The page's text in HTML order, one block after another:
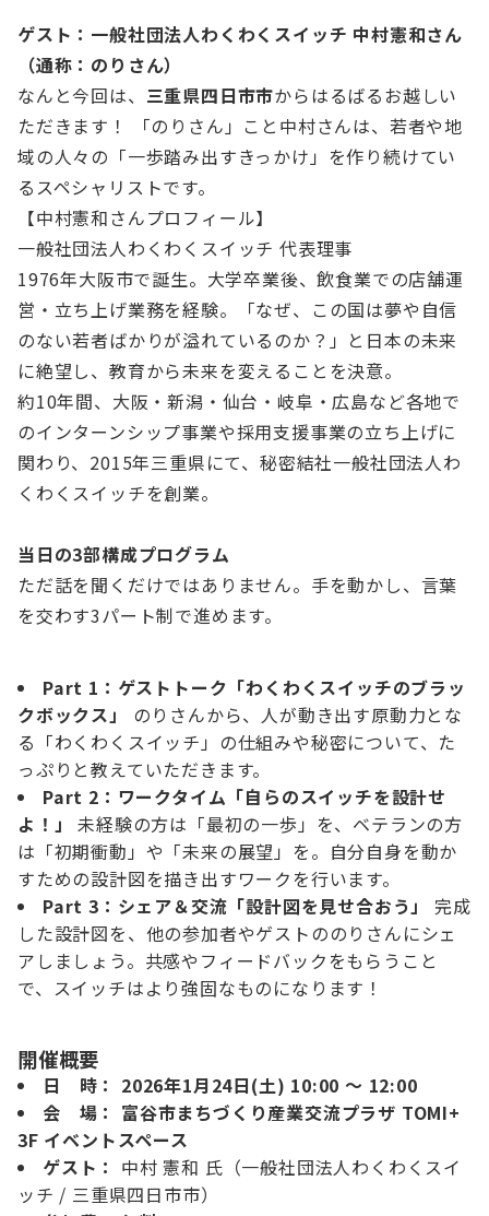
ゲスト：一般社団法人わくわくスイッチ 中村憲和さん
（通称：のりさん）
なんと今回は、 三重県四日市市からはるばるお越しい
ただきます！ 「のりさん」こと中村さんは、若者や地
域の人々の「一歩踏み出すきっかけ」を作り続けてい
るスペシャリストです。
【中村憲和さんプロフィール】
一般社団法人わくわくスイッチ 代表理事
1976年大阪市で誕生。大学卒業後、飲食業での店舗運
営・立ち上げ業務を経験。「なぜ、この国は夢や自信
のない若者ばかりが溢れているのか？」と日本の未来
に絶望し、教育から未来を変えることを決意。
約10年間、大阪・新潟・仙台・岐阜・広島など各地で
のインターンシップ事業や採用支援事業の立ち上げに
関わり、2015年三重県にて、秘密結社一般社団法人わ
くわくスイッチを創業。
当日の3部構成プログラム
ただ話を聞くだけではありません。手を動かし、言葉
を交わす3パート制で進めます。
Part 1：ゲストトーク「わくわくスイッチのブラッ
クボックス」
のりさんから、人が動き出す原動力とな
る「わくわくスイッチ」の仕組みや秘密について、た
っぷりと教えていただきます。
Part 2：ワークタイム「自らのスイッチを設計せ
よ！」
未経験の方は「最初の一歩」を、ベテランの方
は「初期衝動」や「未来の展望」を。自分自身を動か
すための設計図を描き出すワークを行います。
Part 3：シェア＆交流「設計図を見せ合おう」
完成
した設計図を、他の参加者やゲストののりさんにシェ
アしましょう。共感やフィードバックをもらうこと
で、スイッチはより強固なものになります！
開催概要
日 時： 2026年1月24日(土) 10:00 〜 12:00
会 場： 富谷市まちづくり産業交流プラザ TOMI+
3F イベントスペース
ゲスト： 中村 憲和 氏（一般社団法人わくわくスイ
ッチ / 三重県四日市市）